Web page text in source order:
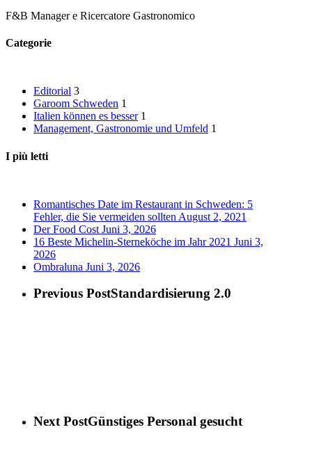
F&B Manager e Ricercatore Gastronomico
Categorie
Editorial 3
Garoom Schweden 1
Italien können es besser 1
Management, Gastronomie und Umfeld 1
I più letti
Romantisches Date im Restaurant in Schweden: 5
Fehler, die Sie vermeiden sollten August 2, 2021
Der Food Cost Juni 3, 2026
16 Beste Michelin-Sterneköche im Jahr 2021 Juni 3,
2026
Ombraluna Juni 3, 2026
Previous PostStandardisierung 2.0
Next PostGünstiges Personal gesucht